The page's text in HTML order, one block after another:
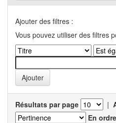
Ajouter des filtres :
Vous pouvez utiliser des filtres
Résultats par page |
En ordre